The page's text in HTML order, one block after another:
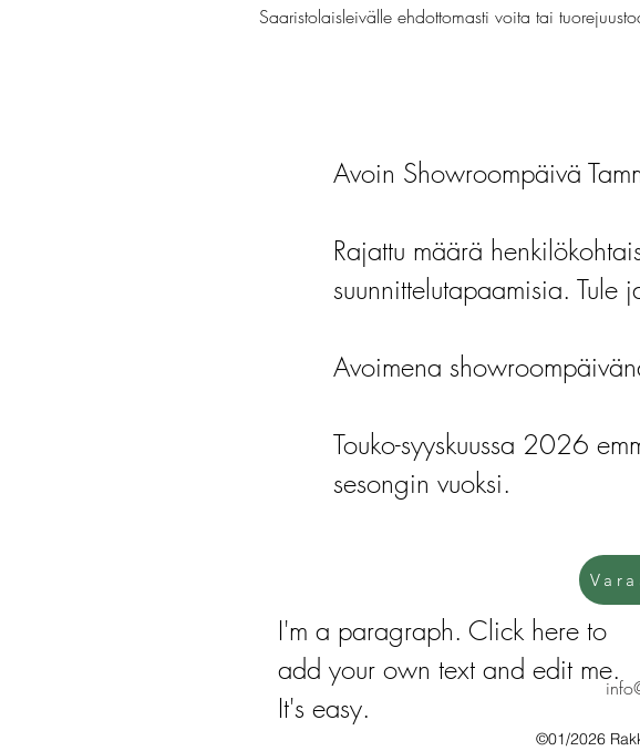
Saaristolaisleivälle ehdottomasti voita tai
Avoin Showroompäivä
Rajattu määrä
suunnittelutapaamisia. Tule
Avoimena
Touko-syyskuussa 2026
sesongin vuoksi.
I'm a paragraph. Click here to
add your own text and edit me.
It's easy.
©01/2026